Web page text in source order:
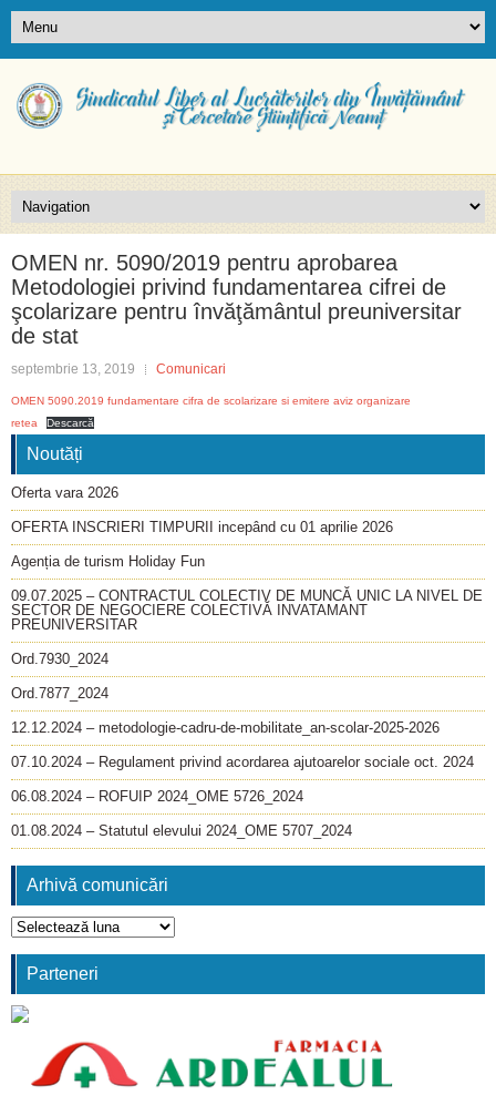
OMEN nr. 5090/2019 pentru aprobarea
Metodologiei privind fundamentarea cifrei de
şcolarizare pentru învăţământul preuniversitar
de stat
septembrie 13, 2019 Comunicari
OMEN 5090.2019 fundamentare cifra de scolarizare si emitere aviz organizare
retea
Descarcă
Noutăți
Oferta vara 2026
OFERTA INSCRIERI TIMPURII incepând cu 01 aprilie 2026
Agenția de turism Holiday Fun
09.07.2025 – CONTRACTUL COLECTIV DE MUNCĂ UNIC LA NIVEL DE
SECTOR DE NEGOCIERE COLECTIVĂ INVATAMANT
PREUNIVERSITAR
Ord.7930_2024
Ord.7877_2024
12.12.2024 – metodologie-cadru-de-mobilitate_an-scolar-2025-2026
07.10.2024 – Regulament privind acordarea ajutoarelor sociale oct. 2024
06.08.2024 – ROFUIP 2024_OME 5726_2024
01.08.2024 – Statutul elevului 2024_OME 5707_2024
Arhivă comunicări
Arhivă
comunicări
Parteneri